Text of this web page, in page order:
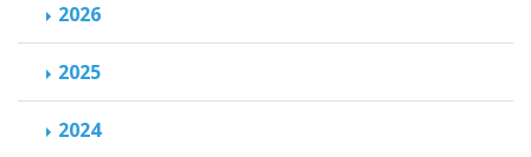
2026
2025
2024